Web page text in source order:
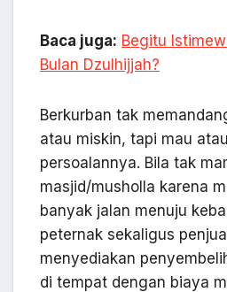
Baca juga: Begitu
Bulan Dzulhijjah?
Berkurban tak
atau miskin, tapi mau
persoalannya. Bila tak
masjid/musholla karena
banyak jalan menuju
peternak sekaligus
menyediakan
di tempat dengan biaya